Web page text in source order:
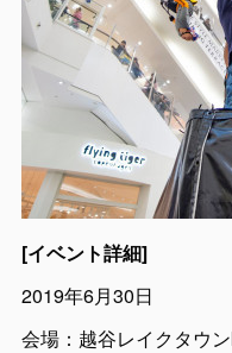
[イベント詳細]
2019年6月30日
会場：越谷レイクタウ